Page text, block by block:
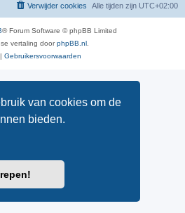
van cookies om de
bieden.
Alle tijden zijn UTC+02:00
Verwijder cookies
® Forum Software © phpBB Limited
vertaling doorphpBB.nl
| Gebruikersvoorwaarden